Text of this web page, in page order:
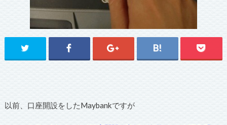
以前、口座開設をしたMaybankですが